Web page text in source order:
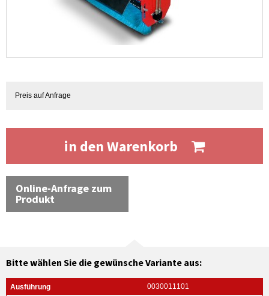
Preis auf Anfrage
in den Warenkorb
Online-Anfrage zum
Produkt
Bitte wählen Sie die gewünsche Variante aus:
0030011101